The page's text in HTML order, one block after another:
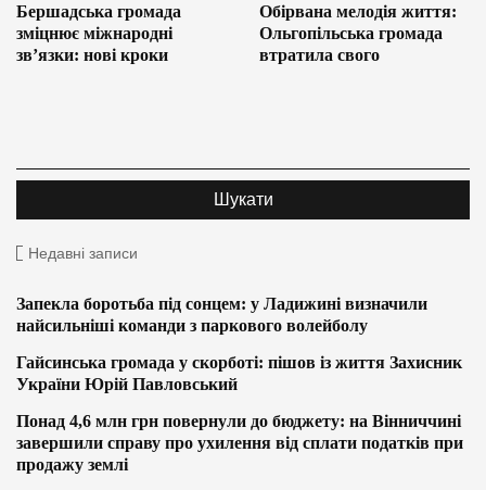
Бершадська громада
зміцнює міжнародні
зв’язки: нові кроки
Обірвана мелодія життя:
Ольгопільська громада
втратила свого
Недавні записи
Запекла боротьба під сонцем: у Ладижині визначили
найсильніші команди з паркового волейболу
Гайсинська громада у скорботі: пішов із життя Захисник
України Юрій Павловський
Понад 4,6 млн грн повернули до бюджету: на Вінниччині
завершили справу про ухилення від сплати податків при
продажу землі